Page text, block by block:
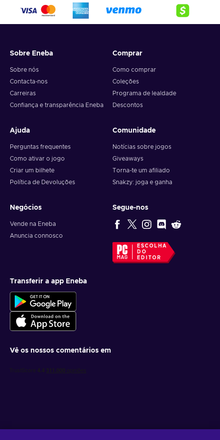
Sobre Eneba
Sobre nós
Contacta-nos
Carreiras
Confiança e transparência Eneba
Comprar
Como comprar
Coleções
Programa de lealdade
Descontos
Ajuda
Perguntas frequentes
Como ativar o jogo
Criar um bilhete
Política de Devoluções
Comunidade
Notícias sobre jogos
Giveaways
Torna-te um afiliado
Snakzy: joga e ganha
Negócios
Vende na Eneba
Anuncia connosco
Segue-nos
ESCOLHA
DO
EDITOR
Transferir a app Eneba
Vê os nossos comentários em